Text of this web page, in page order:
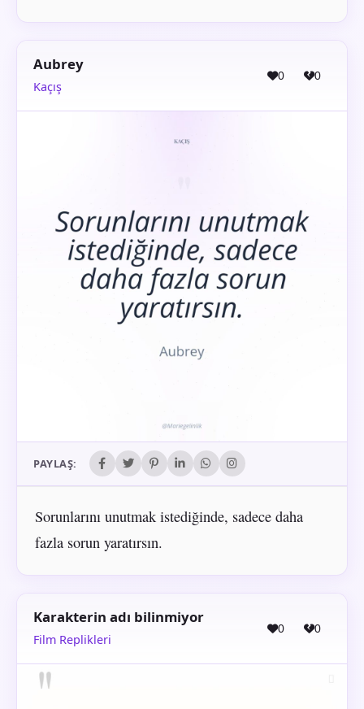
Aubrey
Kaçış
0 0
PAYLAŞ:
Sorunlarını unutmak istediğinde, sadece daha
fazla sorun yaratırsın.
Karakterin adı bilinmiyor
Film Replikleri
0 0